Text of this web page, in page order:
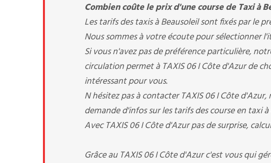
Combien coûte le prix d'une course de Taxi à
Les tarifs des taxis à Beausoleil sont fixés par le
Nous sommes à votre écoute pour sélectionner
Si vous n'avez pas de préférence particulière,
circulation permet à TAXIS 06 I Côte d'Azur de
intéressant pour vous.
N hésitez pas à contacter TAXIS 06 I Côte
demande d'infos sur les tarifs des course en taxi à
Avec TAXIS 06 I Côte d'Azur pas de surprise,
Grâce au TAXIS 06 I Côte d'Azur c'est vous qui